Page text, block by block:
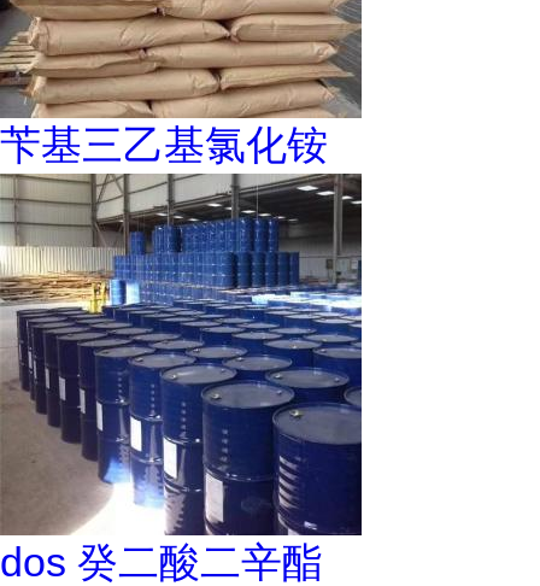
苄基三乙基氯化铵
dos 癸二酸二辛酯